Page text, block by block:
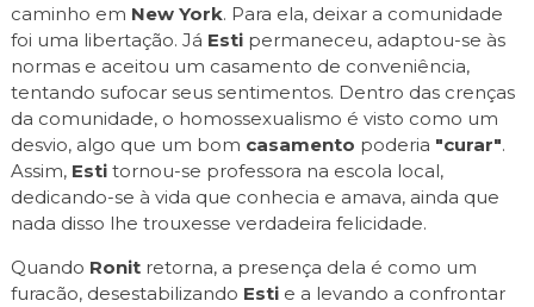
caminho em New York. Para ela, deixar a comunidade
foi uma libertação. Já Esti permaneceu, adaptou-se às
normas e aceitou um casamento de conveniência,
tentando sufocar seus sentimentos. Dentro das crenças
da comunidade, o homossexualismo é visto como um
desvio, algo que um bom casamento poderia "curar".
Assim, Esti tornou-se professora na escola local,
dedicando-se à vida que conhecia e amava, ainda que
nada disso lhe trouxesse verdadeira felicidade.
Quando Ronitretorna, a presença dela é como um
furacão, desestabilizando Estie a levando a confrontar